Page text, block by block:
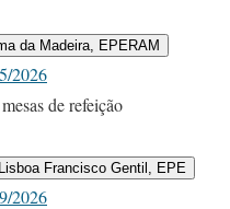
da Madeira, EPERAM
2026
de refeição
Francisco Gentil, EPE
2026